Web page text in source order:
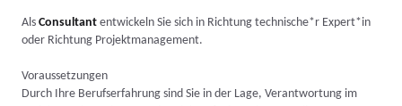
Als Consultant entwickeln Sie sich in Richtung technische*r Expert*in
oder Richtung Projektmanagement.
Voraussetzungen
Durch Ihre Berufserfahrung sind Sie in der Lage, Verantwortung im